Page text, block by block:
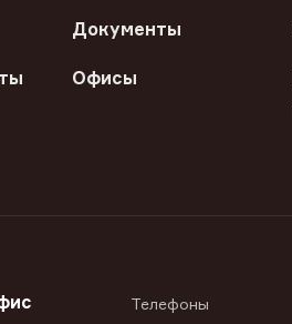
Документы
Офисы
Телефоны